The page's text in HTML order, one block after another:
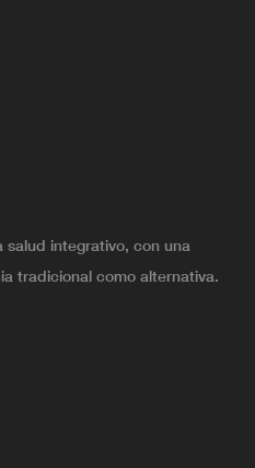
salud integrativo, con una
tradicional como alternativa.